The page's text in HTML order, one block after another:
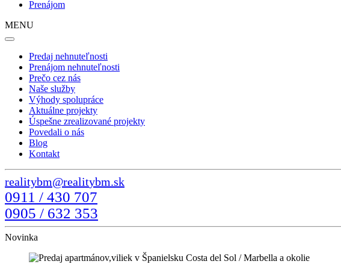
Prenájom
MENU
Predaj nehnuteľnosti
Prenájom nehnuteľnosti
Prečo cez nás
Naše služby
Výhody spolupráce
Aktuálne projekty
Úspešne zrealizované projekty
Povedali o nás
Blog
Kontakt
0911 / 430 707
0905 / 632 353
Novinka